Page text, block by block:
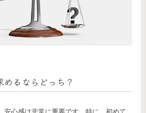
めるならどっち？